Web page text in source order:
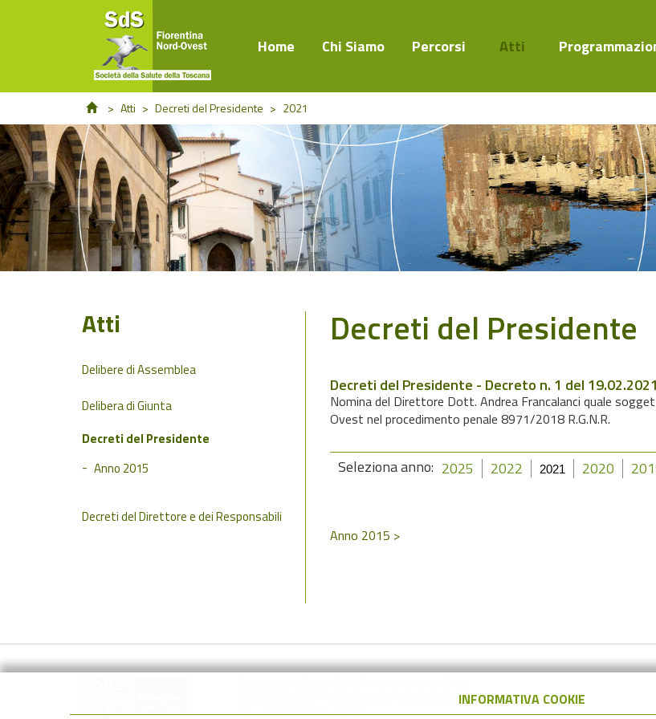
Home Chi Siamo Percorsi Atti
> Atti > Decreti del Presidente > 2021
Atti
Delibere di Assemblea
Delibera di Giunta
Decreti del Presidente
Anno 2015
Decreti del Direttore e dei Responsabili
Decreti del Presidente
Decreti del Presidente - Decreto n. 1 del 19.02.2021
Nomina del Direttore Dott. Andrea Francalanci quale
Ovest nel procedimento penale 8971/2018 R.G.N.R.
Seleziona anno: 2025 2022 2021 2020
Anno 2015 >
C.F. - P.IVA : 05517820485
INFORMATIVA COOKIE